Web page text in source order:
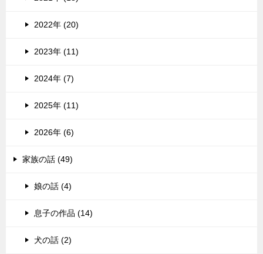
2022年 (20)
2023年 (11)
2024年 (7)
2025年 (11)
2026年 (6)
家族の話 (49)
娘の話 (4)
息子の作品 (14)
犬の話 (2)